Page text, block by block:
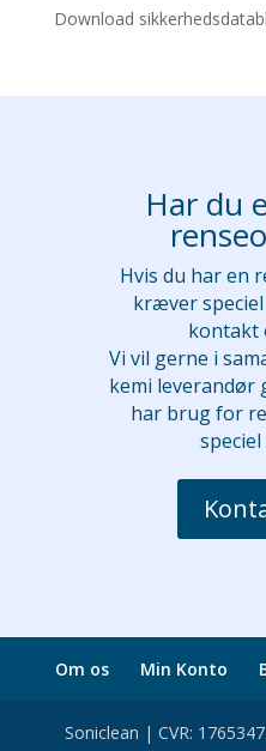
Download
Har du
Hvis du har en
kræver
kontakt
Vi vil gerne i
kemi leverandør
har brug for
Om os Min Konto
Soniclean | CVR: